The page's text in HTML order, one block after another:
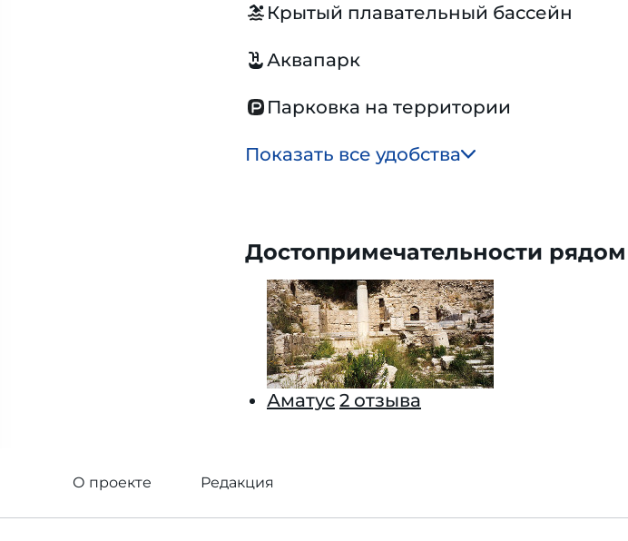
Крытый плавательный бассейн
Аквапарк
Парковка на территории
Показать все удобства
Достопримечательности рядом
Аматус 2 отзыва
О проекте Редакция